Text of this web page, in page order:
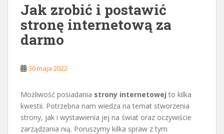
Jak zrobić i postawić
stronę internetową za
darmo
30 maja 2022
Możliwość posiadania strony internetowej to kilka
kwestii. Potrzebna nam wiedza na temat stworzenia
strony, jak i wystawienia jej na świat oraz oczywiście
zarządzania nią. Poruszymy kilka spraw z tym